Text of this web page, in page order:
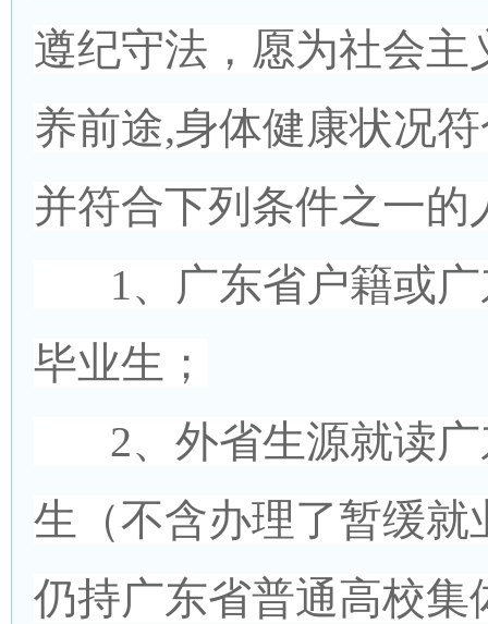
遵纪守法，愿为社会
养前途,身体健康状况
并符合下列条件之一的
1、广东省户籍或广
毕业生；
2、外省生源就读广
生（不含办理了暂缓
仍持广东省普通高校